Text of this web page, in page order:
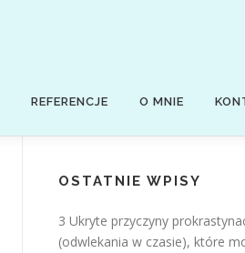
REFERENCJE O MNIE
OSTATNIE WPISY
3 Ukryte przyczyny
(odwlekania w czasie), które